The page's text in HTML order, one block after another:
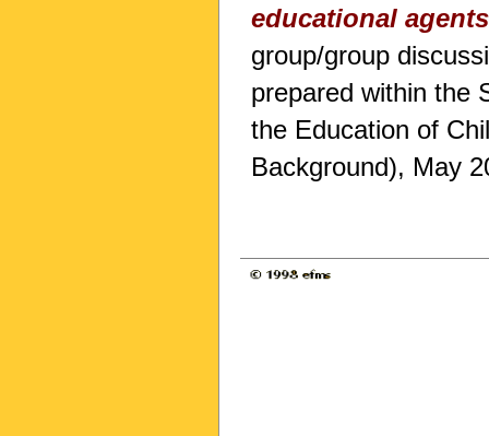
educational
group/group
prepared within the
the Education of
Background), May